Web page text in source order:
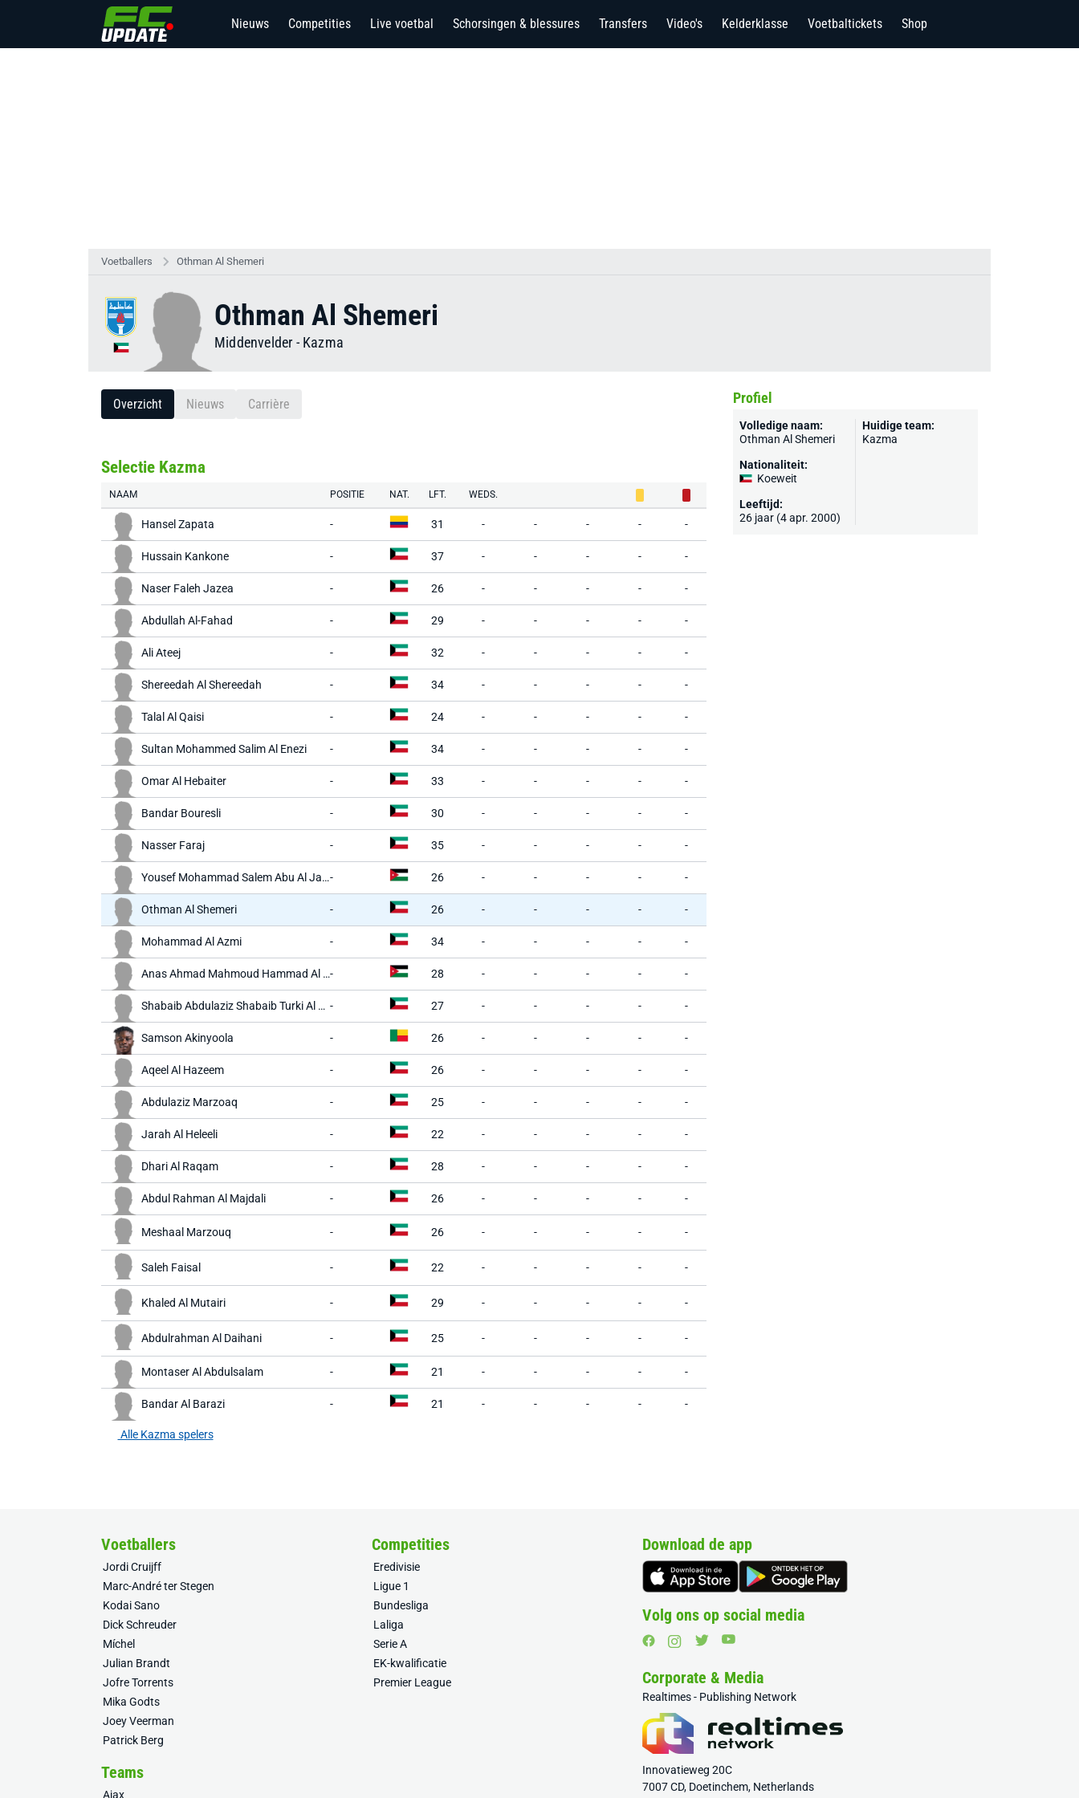
Nieuws Competities Live voetbal Schorsingen & blessures Transfers Video's Kelderklasse Voetbaltickets Shop
Voetballers Othman Al Shemeri
Othman Al Shemeri
Middenvelder - Kazma
Overzicht Nieuws Carrière
Selectie Kazma
NAAM POSITIE NAT. LFT. WEDS.
Hansel Zapata - 31 - - - - -
Hussain Kankone - 37 - - - - -
Naser Faleh Jazea - 26 - - - - -
Abdullah Al-Fahad - 29 - - - - -
Ali Ateej - 32 - - - - -
Shereedah Al Shereedah - 34 - - - - -
Talal Al Qaisi - 24 - - - - -
Sultan Mohammed Salim Al Enezi - 34 - - - - -
Omar Al Hebaiter - 33 - - - - -
Bandar Bouresli - 30 - - - - -
Nasser Faraj - 35 - - - - -
Yousef Mohammad Salem Abu Al Jazar- 26 - - - - -
Othman Al Shemeri - 26 - - - - -
Mohammad Al Azmi - 34 - - - - -
Anas Ahmad Mahmoud Hammad Al Awadat- 28 - - - - -
Shabaib Abdulaziz Shabaib Turki Al Khaldi - 27 - - - - -
Samson Akinyoola - 26 - - - - -
Aqeel Al Hazeem - 26 - - - - -
Abdulaziz Marzoaq - 25 - - - - -
Jarah Al Heleeli - 22 - - - - -
Dhari Al Raqam - 28 - - - - -
Abdul Rahman Al Majdali - 26 - - - - -
Meshaal Marzouq - 26 - - - - -
Saleh Faisal - 22 - - - - -
Khaled Al Mutairi - 29 - - - - -
Abdulrahman Al Daihani - 25 - - - - -
Montaser Al Abdulsalam - 21 - - - - -
Bandar Al Barazi - 21 - - - - -
Alle Kazma spelers
Profiel
Volledige naam:
Othman Al Shemeri
Nationaliteit:
Koeweit
Leeftijd:
26 jaar (4 apr. 2000)
Huidige team:
Kazma
Voetballers
Jordi Cruijff
Marc-André ter Stegen
Kodai Sano
Dick Schreuder
Míchel
Julian Brandt
Jofre Torrents
Mika Godts
Joey Veerman
Patrick Berg
Competities
Eredivisie
Ligue 1
Bundesliga
Laliga
Serie A
EK-kwalificatie
Premier League
Teams
Ajax
Download de app
Volg ons op social media
Corporate & Media
Realtimes - Publishing Network
Innovatieweg 20C
7007 CD, Doetinchem, Netherlands